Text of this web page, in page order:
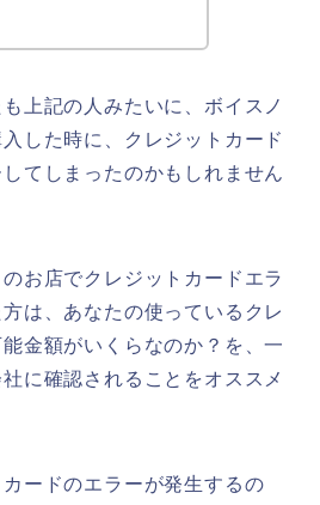
上記の人みたいに、ボイスノ
した時に、クレジットカード
てしまったのかもしれません
お店でクレジットカードエラ
は、あなたの使っているクレ
金額がいくらなのか？を、一
に確認されることをオススメ
ードのエラーが発生するの